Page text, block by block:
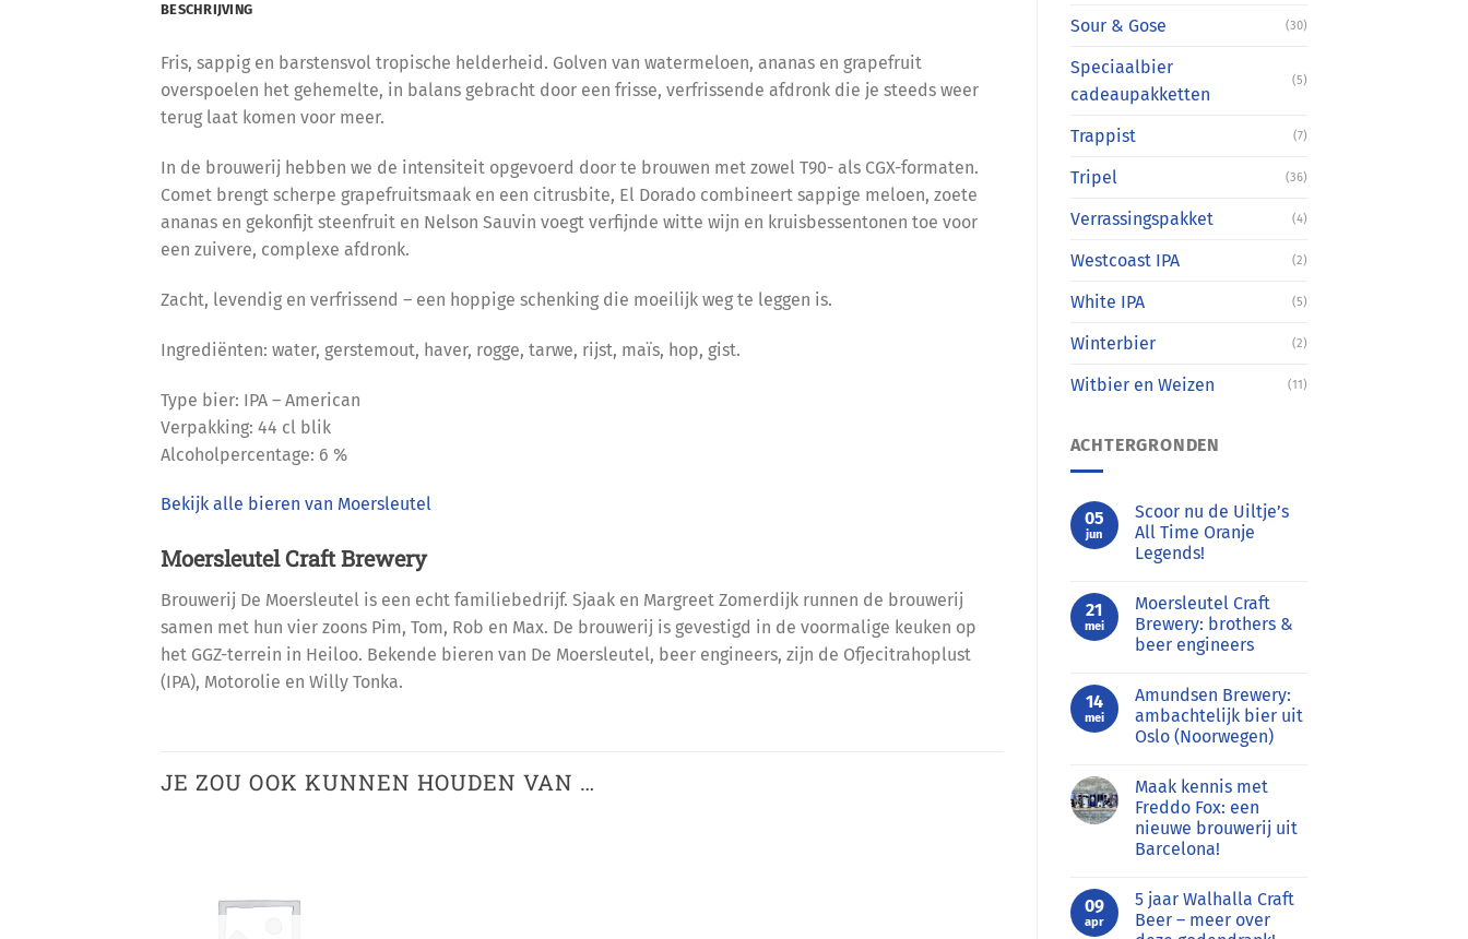
Sour & Gose (30)
Speciaalbier
cadeaupakketten
(5)
Trappist (7)
Tripel (36)
Verrassingspakket (4)
Westcoast IPA (2)
White IPA (5)
Winterbier (2)
Witbier en Weizen (11)
ACHTERGRONDEN
05
jun
Scoor nu de Uiltje’s
All Time Oranje
Legends!
op
Scoor
nu
de
Time
Oranje
Legends!
21
mei
Moersleutel Craft
Brewery: brothers &
beer engineers
op
Moersleutel
Craft
Brewery:
beer
engineers
14
mei
Amundsen Brewery:
ambachtelijk bier uit
Oslo (Noorwegen)
op
Amundsen
Brewery:
ambachtelijk
bier
uit
Maak kennis met
Freddo Fox: een
nieuwe brouwerij uit
Barcelona!
op
Maak
kennis
09
apr
5 jaar Walhalla Craft
Beer – meer over
BESCHRIJVING
Fris, sappig en barstensvol tropische helderheid. Golven van watermeloen, ananas en grapefruit
overspoelen het gehemelte, in balans gebracht door een frisse, verfrissende afdronk die je steeds weer
terug laat komen voor meer.
In de brouwerij hebben we de intensiteit opgevoerd door te brouwen met zowel T90- als CGX-formaten.
Comet brengt scherpe grapefruitsmaak en een citrusbite, El Dorado combineert sappige meloen, zoete
ananas en gekonfijt steenfruit en Nelson Sauvin voegt verfijnde witte wijn en kruisbessentonen toe voor
een zuivere, complexe afdronk.
Zacht, levendig en verfrissend – een hoppige schenking die moeilijk weg te leggen is.
Ingrediënten: water, gerstemout, haver, rogge, tarwe, rijst, maïs, hop, gist.
Type bier: IPA – American
Verpakking: 44 cl blik
Alcoholpercentage: 6 %
Bekijk alle bieren van Moersleutel
Moersleutel Craft Brewery
Brouwerij De Moersleutel is een echt familiebedrijf. Sjaak en Margreet Zomerdijk runnen de brouwerij
samen met hun vier zoons Pim, Tom, Rob en Max. De brouwerij is gevestigd in de voormalige keuken op
het GGZ-terrein in Heiloo. Bekende bieren van De Moersleutel, beer engineers, zijn de Ofjecitrahoplust
(IPA), Motorolie en Willy Tonka.
JE ZOU OOK KUNNEN HOUDEN VAN …